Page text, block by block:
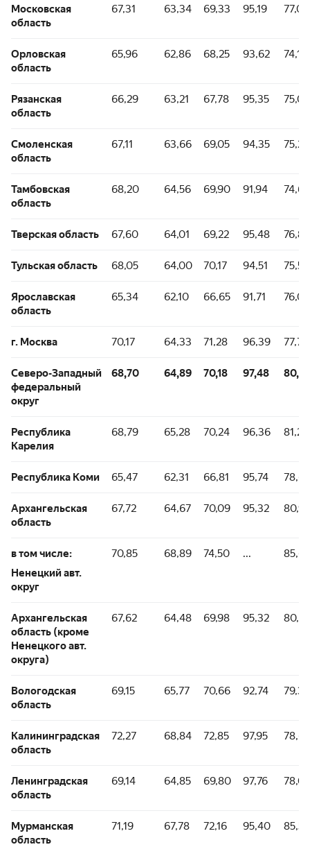
Московская
область
67,31 63,34 69,33 95,19 77,01
Орловская
область
65,96 62,86 68,25 93,62 74,11
Рязанская
область
66,29 63,21 67,78 95,35 75,00
Смоленская
область
67,11 63,66 69,05 94,35 75,20
Тамбовская
область
68,20 64,56 69,90 91,94 74,69
Тверская область 67,60 64,01 69,22 95,48 76,85
Тульская область 68,05 64,00 70,17 94,51 75,53
Ярославская
область
65,34 62,10 66,65 91,71 76,08
г. Москва 70,17 64,33 71,28 96,39 77,78
Северо-Западный
федеральный
округ
68,70 64,89 70,18 97,48
Республика
Карелия
68,79 65,28 70,24 96,36 81,24
Республика Коми 65,47 62,31 66,81 95,74 78,64
Архангельская
область
67,72 64,67 70,09 95,32
в том числе:
Ненецкий авт.
округ
70,85 68,89 74,50 ... 85,65
Архангельская
область (кроме
Ненецкого авт.
округа)
67,62 64,48 69,98 95,32 80,71
Вологодская
область
69,15 65,77 70,66 92,74 79,32
Калининградская
область
72,27 68,84 72,85 97,95 78,64
Ленинградская
область
69,14 64,85 69,80 97,76 78,09
Мурманская
область
71,19 67,78 72,16 95,40 85,54